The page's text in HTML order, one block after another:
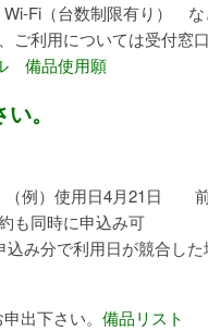
Wi-Fi（台数制限有り）
ご利用については受付窓
備品使用願
。
例）使用日4月21日 前
も同時に申込み可
み分で利用日が競合した
出下さい。 備品リスト